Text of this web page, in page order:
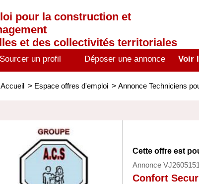
pour la construction et
et des collectivités territoriales
Sourcer un profil Déposer une annonce Voir
Accueil > Espace offres d'emploi > Annonce Techniciens
Cette offre est
Annonce
Confort